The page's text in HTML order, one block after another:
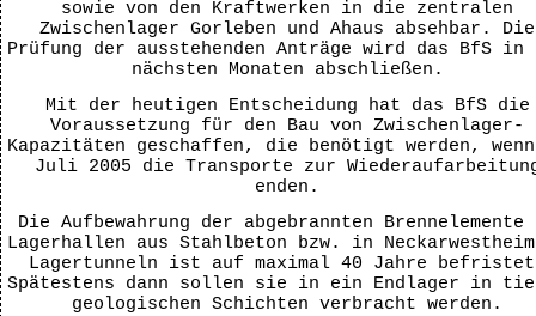
sowie von den Kraftwerken in die zentralen
Zwischenlager Gorleben und Ahaus absehbar. Die
Prüfung der ausstehenden Anträge wird das BfS in
nächsten Monaten abschließen.
Mit der heutigen Entscheidung hat das BfS die
Voraussetzung für den Bau von Zwischenlager-
Kapazitäten geschaffen, die benötigt werden,
Juli 2005 die Transporte zur
enden.
Die Aufbewahrung der abgebrannten
Lagerhallen aus Stahlbeton bzw. in
Lagertunneln ist auf maximal 40 Jahre
Spätestens dann sollen sie in ein Endlager in
geologischen Schichten verbracht werden.